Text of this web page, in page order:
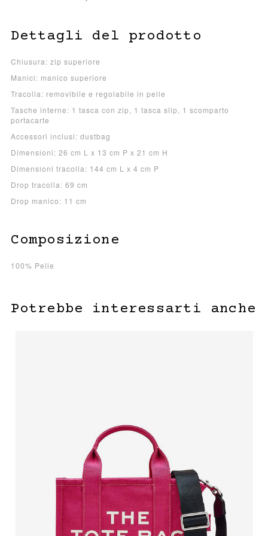
Dettagli del prodotto
Chiusura: zip superiore
Manici: manico superiore
Tracolla: removibile e regolabile in pelle
Tasche interne: 1 tasca con zip, 1 tasca slip, 1 scomparto
portacarte
Accessori inclusi: dustbag
Dimensioni: 26 cm L x 13 cm P x 21 cm H
Dimensioni tracolla: 144 cm L x 4 cm P
Drop tracolla: 69 cm
Drop manico: 11 cm
Composizione
100% Pelle
Potrebbe interessarti anche